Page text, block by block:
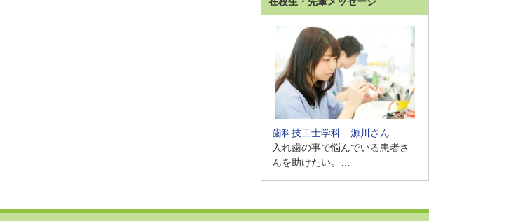
歯科技工士学科 源川さん…
入れ歯の事で悩んでいる患者さ
んを助けたい。…